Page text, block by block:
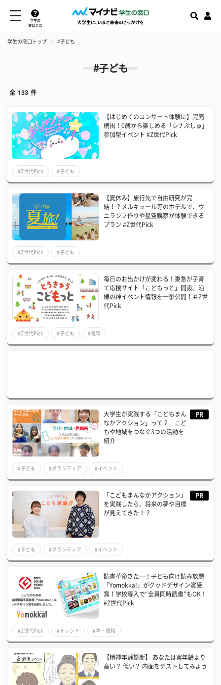
学生の
窓口とは
学生の窓口トップ #子ども
#子ども
全 133 件
【はじめてのコンサート体験に】完売
続出！0歳から楽しめる「シナぷしゅ」
参加型イベント #Z世代Pick
#Z世代Pick #子ども
【夏休み】旅行先で自由研究が完
結！？メルキュール等のホテルで、ウ
ニランプ作りや星空観察が体験できる
プラン #Z世代Pick
#Z世代Pick #子ども
毎日のお出かけが変わる！東急が子育
て応援サイト「こどもっと」開設。沿
線の神イベント情報を一挙公開！＃Z世
代Pick
#Z世代Pick #子ども #電車
大学生が実践する「こどもまん
なかアクション」って？ こど
もや地域をつなぐ3つの活動を
紹介
PR
#子ども #ボランティア #イベント
「こどもまんなかアクション」
を実践したら、将来の夢や目標
が見えてきた！？
PR
#子ども #ボランティア #イベント
読書革命きた…！子ども向け読み放題
「Yomokka!」がグッドデザイン賞受
賞！学校導入で“全員同時読書”もOK！
#Z世代Pick
#Z世代Pick #トレンド #本・書籍
【精神年齢診断】 あなたは実年齢より
高い？ 低い？ 内面をテストしてみよう